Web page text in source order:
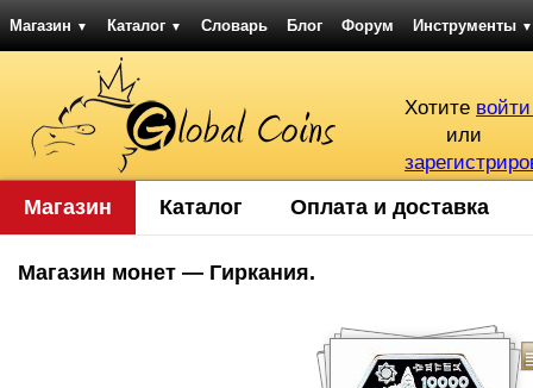
Магазин ▼ Каталог ▼ Словарь Блог Форум Инструменты ▼
Хотите
или
Магазин Каталог Оплата и доставка
Магазин монет — Гиркания.